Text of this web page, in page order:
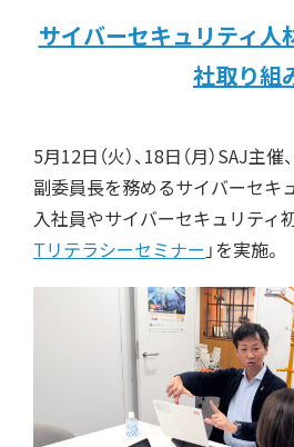
サイバーセキュリティ人
社取り組
5月12日（火）、18日（月）SAJ主
副委員長を務めるサイバーセキ
入社員やサイバーセキュリティ
Tリテラシーセミナー 」を実施。